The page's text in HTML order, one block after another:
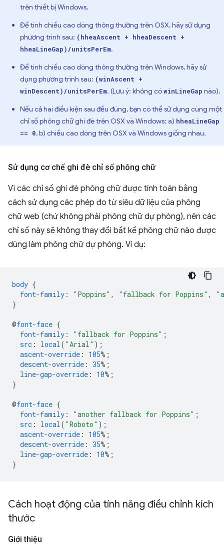
trên thiết bị Windows.
Để tính chiều cao dòng thông thường trên OSX, hãy sử dụng
phương trình sau: (hheaAscent + hheaDescent +
hheaLineGap)/unitsPerEm.
Để tính chiều cao dòng thông thường trên Windows, hãy sử
dụng phương trình sau: (winAscent +
winDescent)/unitsPerEm. (Lưu ý: không cówinLineGap nào).
Nếu cả hai điều kiện sau đều đúng, bạn có thể sử dụng cùng một
chỉ số phông chữ ghi đè trên OSX và Windows: a) hheaLineGap
== 0, b) chiều cao dòng trên OSX và Windows giống nhau.
Sử dụng cơ chế ghi đè chỉ số phông chữ
Vì các chỉ số ghi đè phông chữ được tính toán bằng
cách sử dụng các phép đo từ siêu dữ liệu của phông
chữ web (chứ không phải phông chữ dự phòng), nên các
chỉ số này sẽ không thay đổi bất kể phông chữ nào được
dùng làm phông chữ dự phòng. Ví dụ:
body {
font-family : "Poppins" , "fallback for Poppins" ,
}
@font-face {
font-family : "fallback for Poppins" ;
src : local( "Arial" );
ascent-override : 105%;
descent-override : 35%;
line-gap-override : 10%;
}
@font-face {
font-family : "another fallback for Poppins" ;
src : local( "Roboto" );
ascent-override : 105%;
descent-override : 35%;
line-gap-override : 10%;
}
Cách hoạt động của tính năng điều chỉnh kích
thước
Giới thiệu